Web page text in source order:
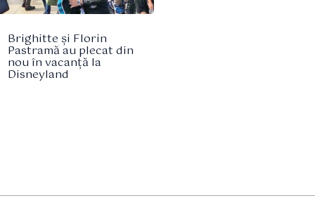
Brighitte și Florin
Pastramă au plecat din
nou în vacanță la
Disneyland